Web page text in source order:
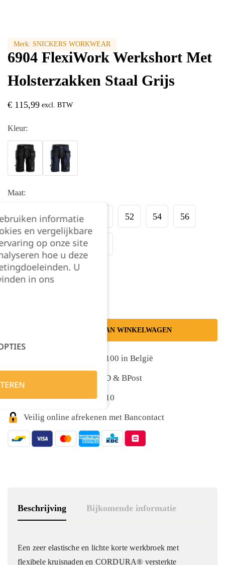
Merk: SNICKERS WORKWEAR
6904 FlexiWork Werkshort Met
Holsterzakken Staal Grijs
€ 115,99 excl. BTW
Kleur:
Maat:
44 46 48 52 54 56
58 60 62
Kies je aantal:
TOEVOEGEN AAN WINKELWAGEN
Gratis levering vanaf €100 in België
Snelle levering met DPD & BPost
Klanten geven ons 9,5/10
Veilig online afrekenen met Bancontact
Beschrijving Bijkomende informatie
Een zeer elastische en lichte korte werkbroek met
flexibele kruisnaden en CORDURA® versterkte
informatie
en vergelijkbare
op onze site
hoe u deze
U
in ons